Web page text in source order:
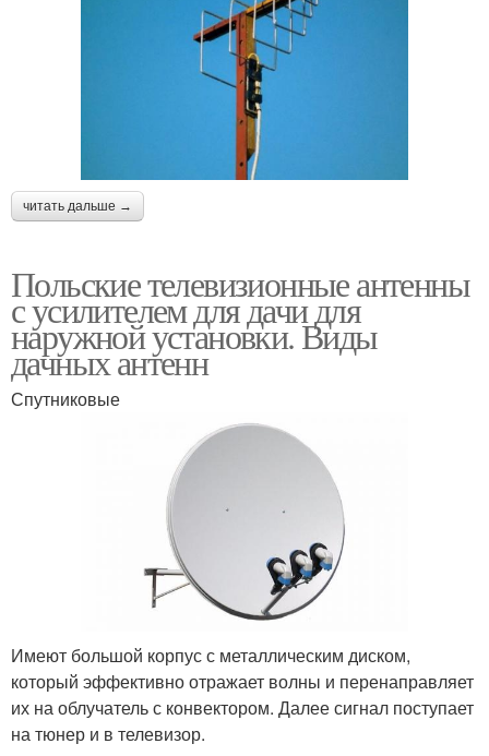
читать дальше →
Польские телевизионные антенны
с усилителем для дачи для
наружной установки. Виды
дачных антенн
Спутниковые
Имеют большой корпус с металлическим диском,
который эффективно отражает волны и перенаправляет
их на облучатель с конвектором. Далее сигнал поступает
на тюнер и в телевизор.